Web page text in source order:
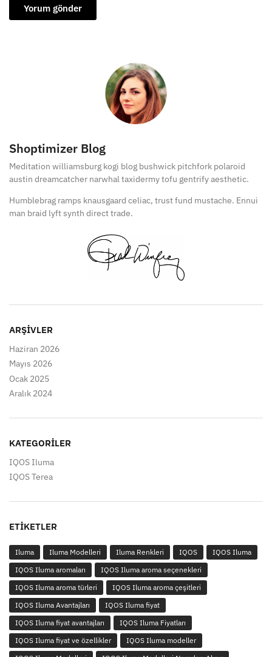
Shoptimizer Blog
Meditation williamsburg kogi blog bushwick pitchfork polaroid
austin dreamcatcher narwhal taxidermy tofu gentrify aesthetic.
Humblebrag ramps knausgaard celiac, trust fund mustache. Ennui
man braid lyft synth direct trade.
ARŞIVLER
Haziran 2026
Mayıs 2026
Ocak 2025
Aralık 2024
KATEGORILER
IQOS Iluma
IQOS Terea
ETIKETLER
Iluma Iluma Modelleri Iluma Renkleri IQOS
IQOS Iluma
IQOS Iluma aromaları
IQOS Iluma aroma seçenekleri
IQOS Iluma aroma türleri
IQOS Iluma aroma çeşitleri
IQOS Iluma Avantajları
IQOS Iluma fiyat
IQOS Iluma fiyat avantajları
IQOS Iluma Fiyatları
IQOS Iluma fiyat ve özellikler
IQOS Iluma modeller